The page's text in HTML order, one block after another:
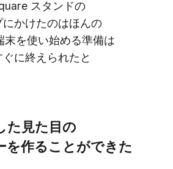
スタンドの​
かけたのは​ほんの​
末を​使い​始める​準備は​
に​終えられた​と​
た​見た​目の​
を​作る​ことが​できた